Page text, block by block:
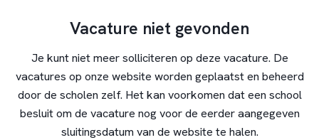
Vacature niet gevonden
Je kunt niet meer solliciteren op deze vacature. De
vacatures op onze website worden geplaatst en beheerd
door de scholen zelf. Het kan voorkomen dat een school
besluit om de vacature nog voor de eerder aangegeven
sluitingsdatum van de website te halen.